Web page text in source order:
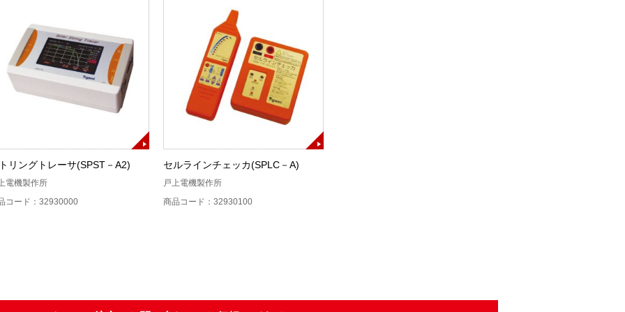
リングトレーサ(SPST－A2)
電機製作所
コード：32930000
セルラインチェッカ(SPLC－A)
戸上電機製作所
商品コード：32930100